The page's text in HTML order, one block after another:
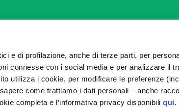
e di profilazione, anche di terze parti, per
connesse con i social media e per analizzare il
utilizza i cookie, per modificare le preferenze
come trattiamo i dati personali – anche
completa e l’informativa privacy disponibiliqui.